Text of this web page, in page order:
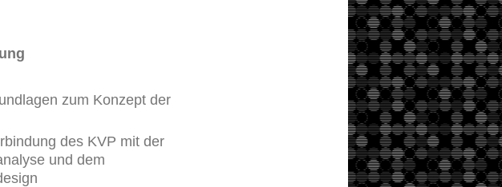
zum Konzept der
des KVP mit der
und dem